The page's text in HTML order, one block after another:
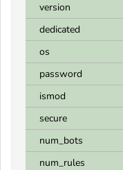
version
dedicated
os
password
ismod
secure
num_bots
num_rules